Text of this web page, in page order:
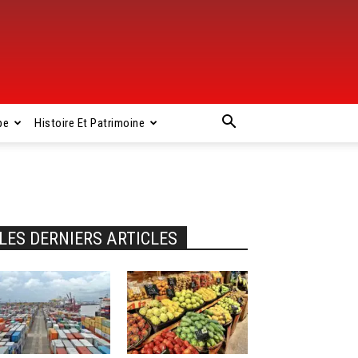
Histoire Et Patrimoine
LES DERNIERS ARTICLES